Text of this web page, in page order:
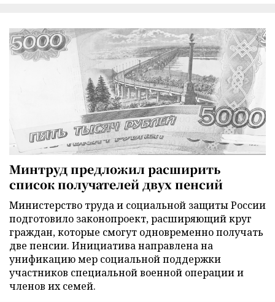
Минтруд предложил расширить
список получателей двух пенсий
Министерство труда и социальной защиты России
подготовило законопроект, расширяющий круг
граждан, которые смогут одновременно получать
две пенсии. Инициатива направлена на
унификацию мер социальной поддержки
участников специальной военной операции и
членов их семей.